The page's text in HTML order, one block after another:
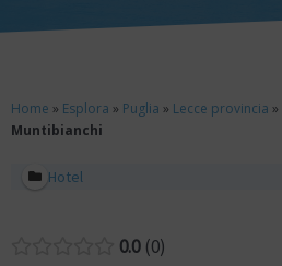
Home » Esplora » Puglia » Lecce provincia »
Muntibianchi
Hotel
0.0 0